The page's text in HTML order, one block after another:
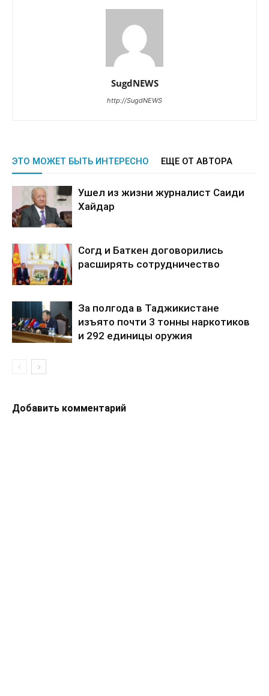
SugdNEWS
http://SugdNEWS
ЭТО МОЖЕТ БЫТЬ ИНТЕРЕСНО ЕЩЕ ОТ АВТОРА
Ушел из жизни журналист Саиди
Хайдар
Согд и Баткен договорились
расширять сотрудничество
За полгода в Таджикистане
изъято почти 3 тонны наркотиков
и 292 единицы оружия
Добавить комментарий